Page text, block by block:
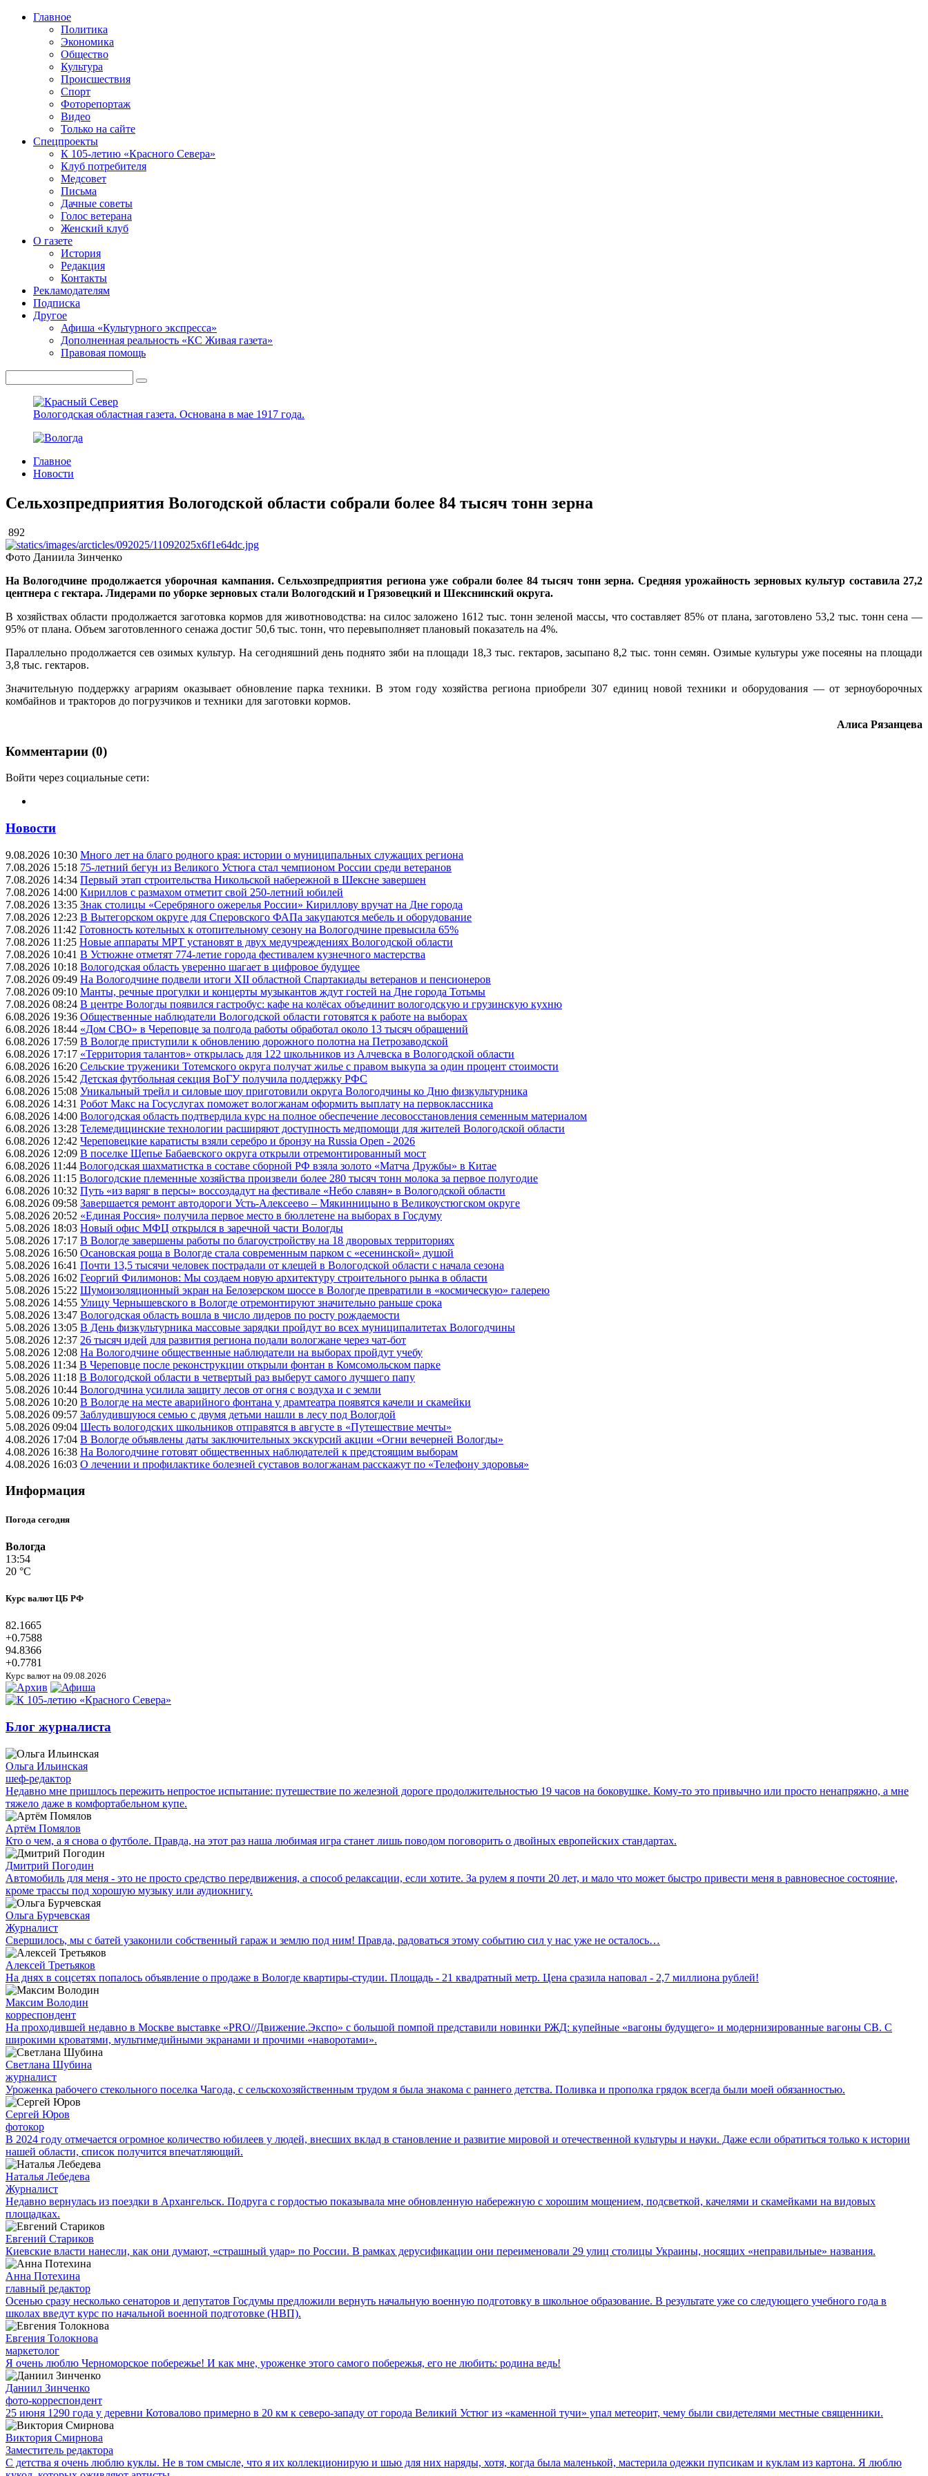
Главное
Политика
Экономика
Общество
Культура
Происшествия
Спорт
Фоторепортаж
Видео
Только на сайте
Спецпроекты
К 105-летию «Красного Севера»
Клуб потребителя
Медсовет
Письма
Дачные советы
Голос ветерана
Женский клуб
О газете
История
Редакция
Контакты
Рекламодателям
Подписка
Другое
Афиша «Культурного экспресса»
Дополненная реальность «КС Живая газета»
Правовая помощь
Вологодская областная газета. Основана в мае 1917 года.
Главное
Новости
Сельхозпредприятия Вологодской области собрали более 84 тысяч тонн зерна
892
Фото Даниила Зинченко
На Вологодчине продолжается уборочная кампания. Сельхозпредприятия региона уже собрали более 84 тысяч тонн зерна. Средняя урожайность зерновых культур составила 27,2
центнера с гектара. Лидерами по уборке зерновых стали Вологодский и Грязовецкий и Шекснинский округа.
В хозяйствах области продолжается заготовка кормов для животноводства: на силос заложено 1612 тыс. тонн зеленой массы, что составляет 85% от плана, заготовлено 53,2 тыс. тонн сена —
95% от плана. Объем заготовленного сенажа достиг 50,6 тыс. тонн, что перевыполняет плановый показатель на 4%.
Параллельно продолжается сев озимых культур. На сегодняшний день поднято зяби на площади 18,3 тыс. гектаров, засыпано 8,2 тыс. тонн семян. Озимые культуры уже посеяны на площади
3,8 тыс. гектаров.
Значительную поддержку аграриям оказывает обновление парка техники. В этом году хозяйства региона приобрели 307 единиц новой техники и оборудования — от зерноуборочных
комбайнов и тракторов до погрузчиков и техники для заготовки кормов.
Алиса Рязанцева
Комментарии (0)
Войти через социальные сети:
Новости
9.08.2026 10:30 Много лет на благо родного края: истории о муниципальных служащих региона
7.08.2026 15:18 75-летний бегун из Великого Устюга стал чемпионом России среди ветеранов
7.08.2026 14:34 Первый этап строительства Никольской набережной в Шексне завершен
7.08.2026 14:00 Кириллов с размахом отметит свой 250-летний юбилей
7.08.2026 13:35 Знак столицы «Серебряного ожерелья России» Кириллову вручат на Дне города
7.08.2026 12:23 В Вытегорском округе для Сперовского ФАПа закупаются мебель и оборудование
7.08.2026 11:42 Готовность котельных к отопительному сезону на Вологодчине превысила 65%
7.08.2026 11:25 Новые аппараты МРТ установят в двух медучреждениях Вологодской области
7.08.2026 10:41 В Устюжне отметят 774-летие города фестивалем кузнечного мастерства
7.08.2026 10:18 Вологодская область уверенно шагает в цифровое будущее
7.08.2026 09:49 На Вологодчине подвели итоги XII областной Спартакиады ветеранов и пенсионеров
7.08.2026 09:10 Манты, речные прогулки и концерты музыкантов ждут гостей на Дне города Тотьмы
7.08.2026 08:24 В центре Вологды появился гастробус: кафе на колёсах объединит вологодскую и грузинскую кухню
6.08.2026 19:36 Общественные наблюдатели Вологодской области готовятся к работе на выборах
6.08.2026 18:44 «Дом СВО» в Череповце за полгода работы обработал около 13 тысяч обращений
6.08.2026 17:59 В Вологде приступили к обновлению дорожного полотна на Петрозаводской
6.08.2026 17:17 «Территория талантов» открылась для 122 школьников из Алчевска в Вологодской области
6.08.2026 16:20 Сельские труженики Тотемского округа получат жилье с правом выкупа за один процент стоимости
6.08.2026 15:42 Детская футбольная секция ВоГУ получила поддержку РФС
6.08.2026 15:08 Уникальный трейл и силовые шоу приготовили округа Вологодчины ко Дню физкультурника
6.08.2026 14:31 Робот Макс на Госуслугах поможет вологжанам оформить выплату на первоклассника
6.08.2026 14:00 Вологодская область подтвердила курс на полное обеспечение лесовосстановления семенным материалом
6.08.2026 13:28 Телемедицинские технологии расширяют доступность медпомощи для жителей Вологодской области
6.08.2026 12:42 Череповецкие каратисты взяли серебро и бронзу на Russia Open - 2026
6.08.2026 12:09 В поселке Щепье Бабаевского округа открыли отремонтированный мост
6.08.2026 11:44 Вологодская шахматистка в составе сборной РФ взяла золото «Матча Дружбы» в Китае
6.08.2026 11:15 Вологодские племенные хозяйства произвели более 280 тысяч тонн молока за первое полугодие
6.08.2026 10:32 Путь «из варяг в персы» воссоздадут на фестивале «Небо славян» в Вологодской области
6.08.2026 09:58 Завершается ремонт автодороги Усть-Алексеево – Мякинницыно в Великоустюгском округе
5.08.2026 20:52 «Единая Россия» получила первое место в бюллетене на выборах в Госдуму
5.08.2026 18:03 Новый офис МФЦ открылся в заречной части Вологды
5.08.2026 17:17 В Вологде завершены работы по благоустройству на 18 дворовых территориях
5.08.2026 16:50 Осановская роща в Вологде стала современным парком с «есенинской» душой
5.08.2026 16:41 Почти 13,5 тысячи человек пострадали от клещей в Вологодской области с начала сезона
5.08.2026 16:02 Георгий Филимонов: Мы создаем новую архитектуру строительного рынка в области
5.08.2026 15:22 Шумоизоляционный экран на Белозерском шоссе в Вологде превратили в «космическую» галерею
5.08.2026 14:55 Улицу Чернышевского в Вологде отремонтируют значительно раньше срока
5.08.2026 13:47 Вологодская область вошла в число лидеров по росту рождаемости
5.08.2026 13:05 В День физкультурника массовые зарядки пройдут во всех муниципалитетах Вологодчины
5.08.2026 12:37 26 тысяч идей для развития региона подали вологжане через чат-бот
5.08.2026 12:08 На Вологодчине общественные наблюдатели на выборах пройдут учебу
5.08.2026 11:34 В Череповце после реконструкции открыли фонтан в Комсомольском парке
5.08.2026 11:18 В Вологодской области в четвертый раз выберут самого лучшего папу
5.08.2026 10:44 Вологодчина усилила защиту лесов от огня с воздуха и с земли
5.08.2026 10:20 В Вологде на месте аварийного фонтана у драмтеатра появятся качели и скамейки
5.08.2026 09:57 Заблудившуюся семью с двумя детьми нашли в лесу под Вологдой
5.08.2026 09:04 Шесть вологодских школьников отправятся в августе в «Путешествие мечты»
4.08.2026 17:04 В Вологде объявлены даты заключительных экскурсий акции «Огни вечерней Вологды»
4.08.2026 16:38 На Вологодчине готовят общественных наблюдателей к предстоящим выборам
4.08.2026 16:03 О лечении и профилактике болезней суставов вологжанам расскажут по «Телефону здоровья»
Информация
Погода сегодня
Вологда
13:54
20 °C
Курс валют ЦБ РФ
82.1665
+0.7588
94.8366
+0.7781
Курс валют на 09.08.2026
Блог журналиста
Ольга Ильинская
шеф-редактор
Недавно мне пришлось пережить непростое испытание: путешествие по железной дороге продолжительностью 19 часов на боковушке. Кому-то это привычно или просто ненапряжно, а мне
тяжело даже в комфортабельном купе.
Артём Помялов
Кто о чем, а я снова о футболе. Правда, на этот раз наша любимая игра станет лишь поводом поговорить о двойных европейских стандартах.
Дмитрий Погодин
Автомобиль для меня - это не просто средство передвижения, а способ релаксации, если хотите. За рулем я почти 20 лет, и мало что может быстро привести меня в равновесное состояние,
кроме трассы под хорошую музыку или аудиокнигу.
Ольга Бурчевская
Журналист
Свершилось, мы с батей узаконили собственный гараж и землю под ним! Правда, радоваться этому событию сил у нас уже не осталось…
Алексей Третьяков
На днях в соцсетях попалось объявление о продаже в Вологде квартиры-студии. Площадь - 21 квадратный метр. Цена сразила наповал - 2,7 миллиона рублей!
Максим Володин
корреспондент
На проходившей недавно в Мос­кве выставке «PRO//Движение.Экспо» с большой помпой представили новинки РЖД: купейные «вагоны будущего» и модернизированные вагоны СВ. С
широкими кроватями, мультимедийными экранами и прочими «наворотами».
Светлана Шубина
журналист
Уроженка рабочего стекольного поселка Чагода, с сельскохозяйственным трудом я была знакома с раннего детства. Поливка и прополка грядок всегда были моей обязанностью.
Сергей Юров
фотокор
В 2024 году отмечается огромное количество юбилеев у людей, внесших вклад в становление и развитие мировой и отечественной культуры и науки. Даже если обратиться только к истории
нашей области, список получится впечатляющий.
Наталья Лебедева
Журналист
Недавно вернулась из поездки в Архангельск. Подруга с гордостью показывала мне обновленную набережную с хорошим мощением, подсветкой, качелями и скамейками на видовых
площадках.
Евгений Стариков
Киевские власти нанесли, как они думают, «страшный удар» по России. В рамках дерусификации они переименовали 29 улиц столицы Украины, носящих «неправильные» названия.
Анна Потехина
главный редактор
Осенью сразу несколько сенаторов и депутатов Госдумы предложили вернуть начальную военную подготовку в школьное образование. В результате уже со следующего учебного года в
школах введут курс по начальной военной подготовке (НВП).
Евгения Толокнова
маркетолог
Я очень люблю Черноморское побережье! И как мне, уроженке этого самого побережья, его не любить: родина ведь!
Даниил Зинченко
фото-корреспондент
25 июня 1290 года у деревни Котовалово примерно в 20 км к северо-западу от города Великий Устюг из «каменной тучи» упал метеорит, чему были свидетелями местные священники.
Виктория Смирнова
Заместитель редактора
С детства я очень люблю куклы. Не в том смысле, что я их коллекционирую и шью для них наряды, хотя, когда была маленькой, мастерила одежки пупсикам и куклам из картона. Я люблю